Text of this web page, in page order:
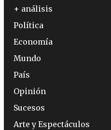
+ análisis
Política
Economía
Mundo
País
Opinión
Sucesos
Arte y Espectáculos